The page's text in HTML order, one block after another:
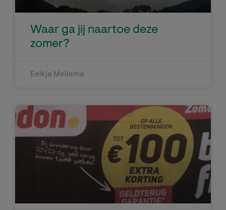
Waar ga jij naartoe deze
zomer?
Eelkje Mellema